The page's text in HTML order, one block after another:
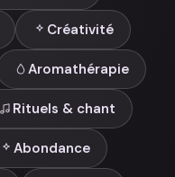
Créativité
Aromathérapie
Rituels & chant
Abondance